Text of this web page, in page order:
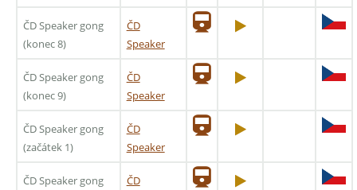
ČD Speaker gong
(konec 8)
ČD
Speaker
ČD Speaker gong
(konec 9)
ČD
Speaker
ČD Speaker gong
(začátek 1)
ČD
Speaker
ČD Speaker gong
ČD